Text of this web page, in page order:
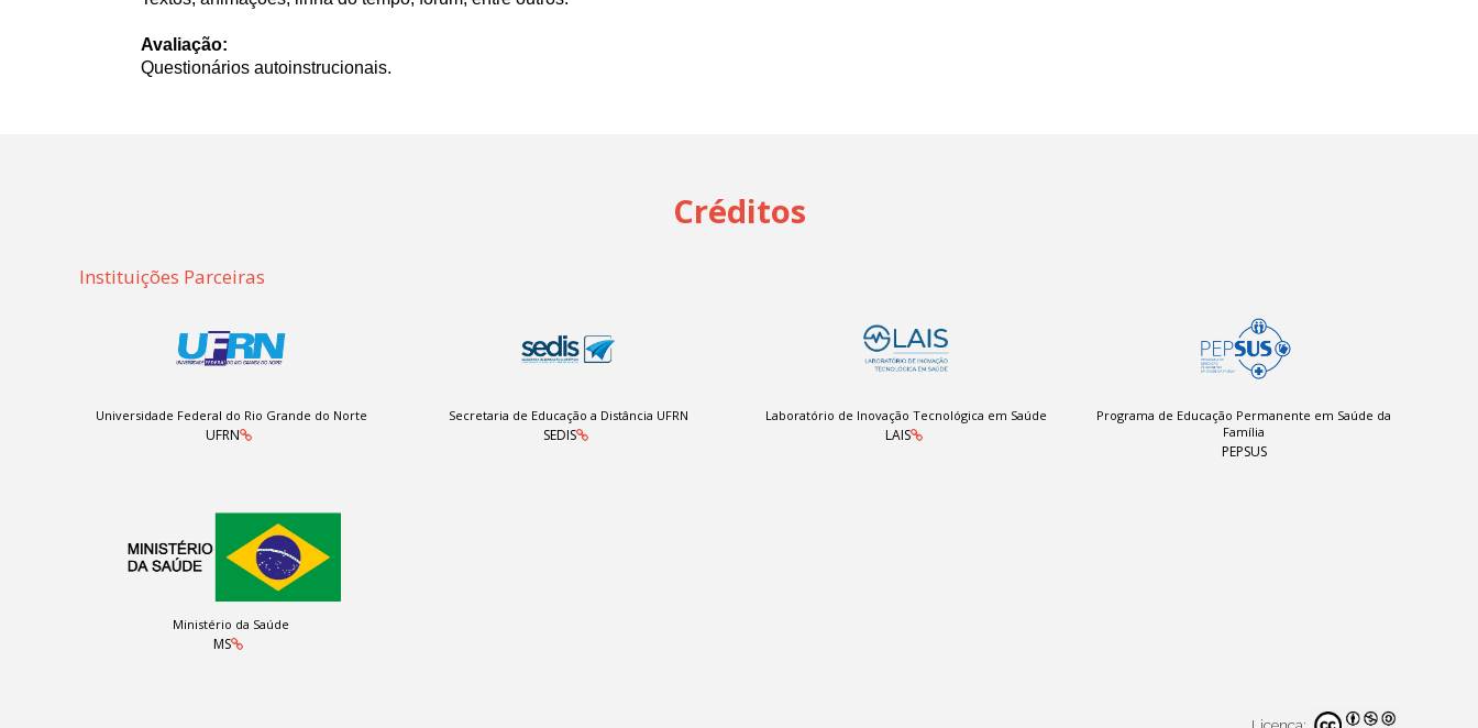
Avaliação:
Questionários autoinstrucionais.
Créditos
Instituições Parceiras
Universidade Federal do Rio Grande do Norte
UFRN
Secretaria de Educação a Distância UFRN
SEDIS
Laboratório de Inovação Tecnológica em Saúde
LAIS
Programa de Educação Permanente em Saúde da
Família
PEPSUS
Ministério da Saúde
MS
Licença: